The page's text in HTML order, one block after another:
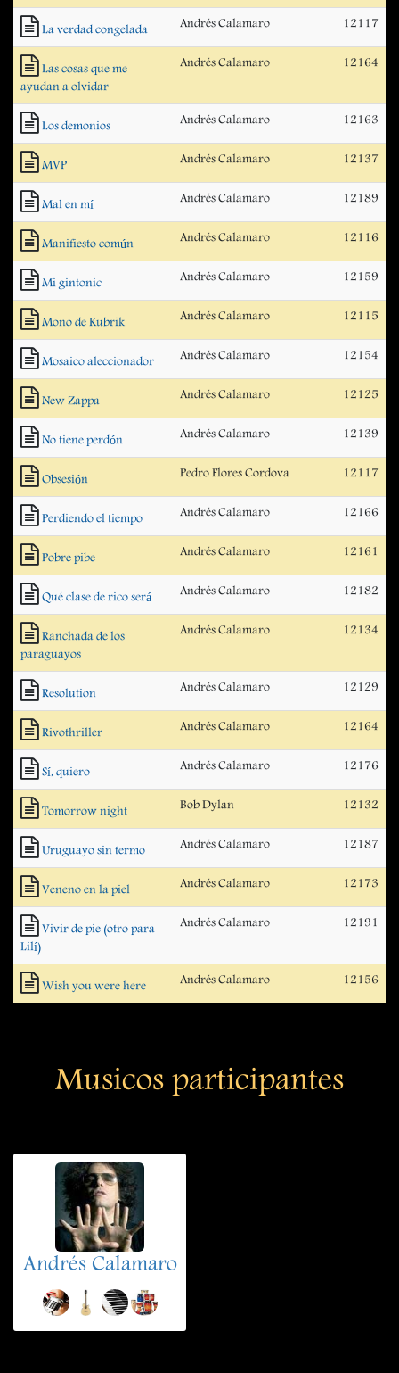
La verdad congelada Andrés Calamaro 12117
Las cosas que me
ayudan a olvidar
Andrés Calamaro 12164
Los demonios Andrés Calamaro 12163
MVP Andrés Calamaro 12137
Mal en mí Andrés Calamaro 12189
Manifiesto común Andrés Calamaro 12116
Mi gintonic Andrés Calamaro 12159
Mono de Kubrik Andrés Calamaro 12115
Mosaico aleccionador Andrés Calamaro 12154
New Zappa Andrés Calamaro 12125
No tiene perdón Andrés Calamaro 12139
Obsesión Pedro Flores Cordova 12117
Perdiendo el tiempo Andrés Calamaro 12166
Pobre pibe Andrés Calamaro 12161
Qué clase de rico será Andrés Calamaro 12182
Ranchada de los
paraguayos
Andrés Calamaro 12134
Resolution Andrés Calamaro 12129
Rivothriller Andrés Calamaro 12164
Sí, quiero Andrés Calamaro 12176
Tomorrow night Bob Dylan 12132
Uruguayo sin termo Andrés Calamaro 12187
Veneno en la piel Andrés Calamaro 12173
Vivir de pie (otro para
Lilí)
Andrés Calamaro 12191
Wish you were here Andrés Calamaro 12156
Musicos participantes
Andrés Calamaro